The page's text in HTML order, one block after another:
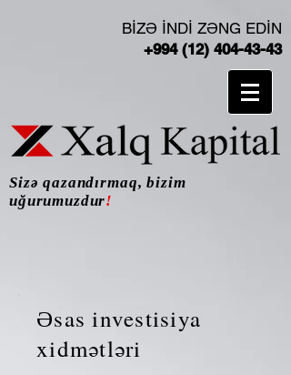
BİZƏ İNDİ ZƏNG EDİN
+994 (12) 404-43-43
Sizə qazandırmaq, bizim
uğurumuzdur!
Əsas investisiya
xidmətləri